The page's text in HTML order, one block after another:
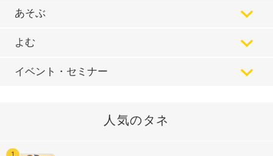
あそぶ
よむ
イベント・セミナー
人気のタネ